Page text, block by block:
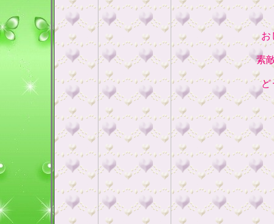
お
素
ど